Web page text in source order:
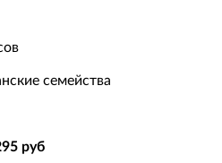
семейства
руб